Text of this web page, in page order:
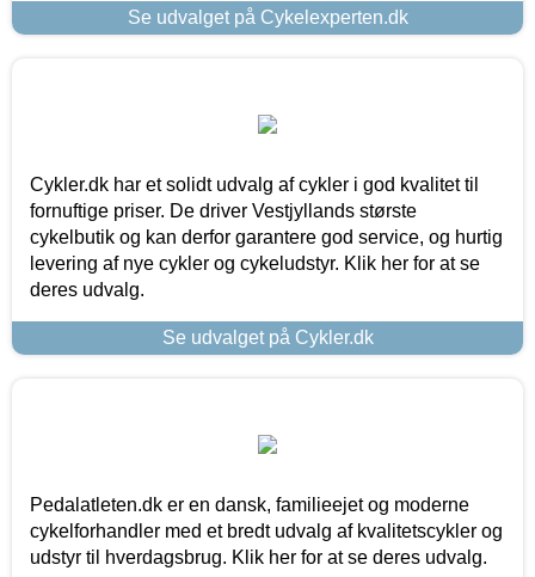
Se udvalget på Cykelexperten.dk
Cykler.dk har et solidt udvalg af cykler i god kvalitet til
fornuftige priser. De driver Vestjyllands største
cykelbutik og kan derfor garantere god service, og hurtig
levering af nye cykler og cykeludstyr. Klik her for at se
deres udvalg.
Se udvalget på Cykler.dk
Pedalatleten.dk er en dansk, familieejet og moderne
cykelforhandler med et bredt udvalg af kvalitetscykler og
udstyr til hverdagsbrug. Klik her for at se deres udvalg.